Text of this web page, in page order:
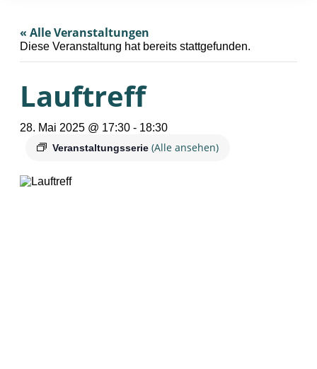
« Alle Veranstaltungen
Diese Veranstaltung hat bereits stattgefunden.
Lauftreff
28. Mai 2025 @ 17:30 - 18:30
Veranstaltungsserie (Alle ansehen)